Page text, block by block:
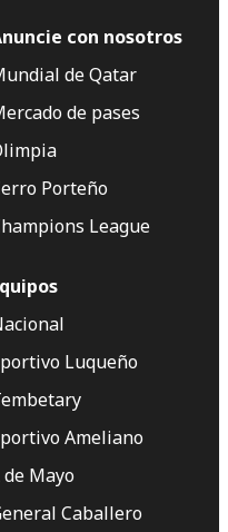
con nosotros
de Qatar
de pases
Porteño
League
Luqueño
Ameliano
de Mayo
Caballero